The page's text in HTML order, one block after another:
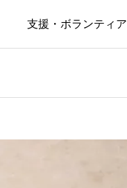
支援・ボランティア